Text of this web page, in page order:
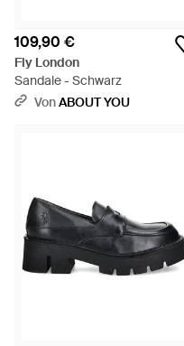
109,90 €
Fly London
Sandale - Schwarz
VonABOUT YOU